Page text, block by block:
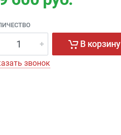
В корзину
звонок